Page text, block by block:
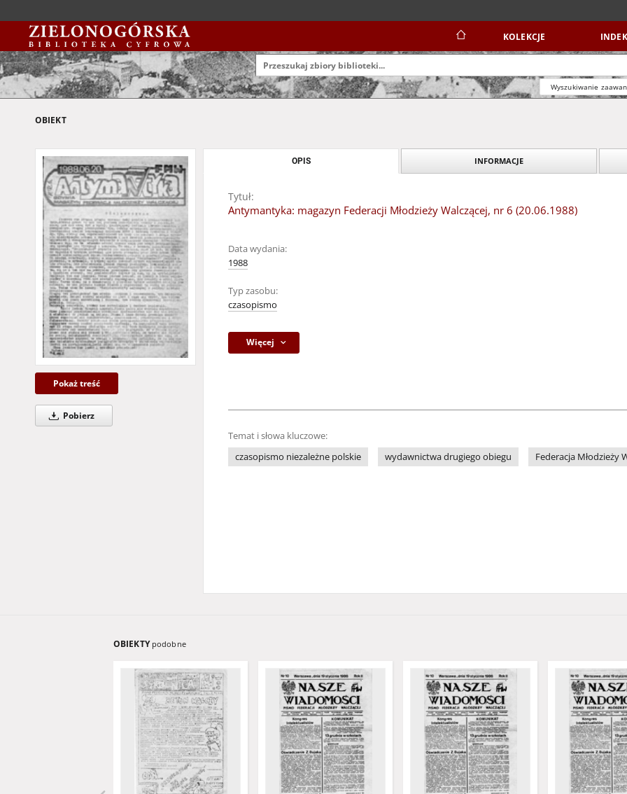
KOLEKCJE
Wyszukiwanie
OBIEKT
Pokaż treść
Pobierz
OPIS INFORMACJE
Tytuł:
Antymantyka: magazyn Federacji Młodzieży Walczącej, nr 6 (20.06.1988)
Data wydania:
1988
Typ zasobu:
czasopismo
Więcej
Temat i słowa kluczowe:
czasopismo niezależne polskie
wydawnictwa drugiego obiegu Federacja Młodzieży
OBIEKTY podobne